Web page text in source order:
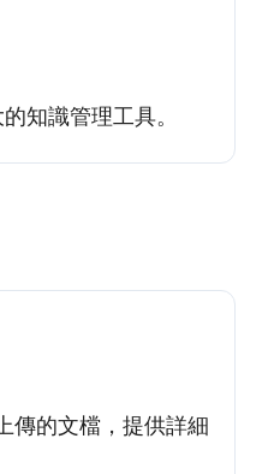
知識管理工具。
傳的文檔，提供詳細